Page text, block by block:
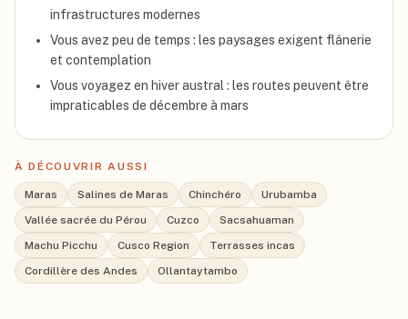
infrastructures modernes
Vous avez peu de temps : les paysages exigent flânerie
et contemplation
Vous voyagez en hiver austral : les routes peuvent être
impraticables de décembre à mars
À DÉCOUVRIR AUSSI
Maras Salines de Maras Chinchéro
Urubamba
Vallée sacrée du Pérou
Cuzco
Sacsahuaman
Machu Picchu
Cusco Region
Terrasses incas
Cordillère des Andes
Ollantaytambo